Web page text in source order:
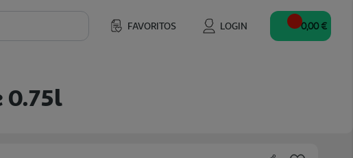
FAVORITOS LOGIN 0,00 €
0.75l